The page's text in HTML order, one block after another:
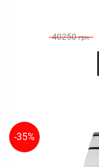
40250грн.
-35%